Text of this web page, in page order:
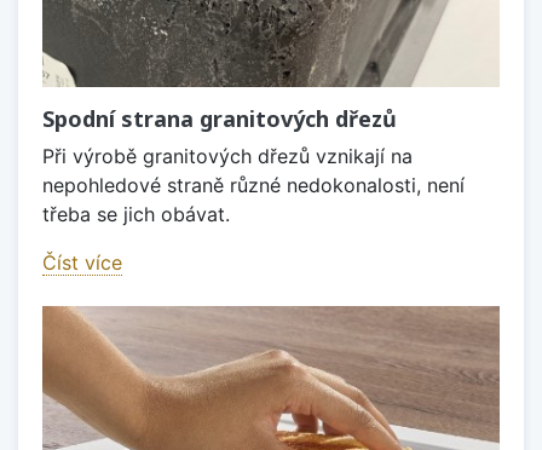
Spodní strana granitových dřezů
Při výrobě granitových dřezů vznikají na
nepohledové straně různé nedokonalosti, není
třeba se jich obávat.
Číst více